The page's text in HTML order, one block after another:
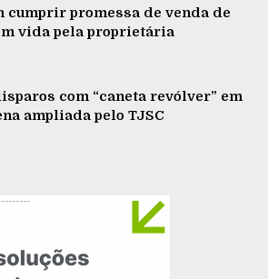
cumprir promessa de venda de
vida pela proprietária
com “caneta revólver” em
ampliada pelo TJSC